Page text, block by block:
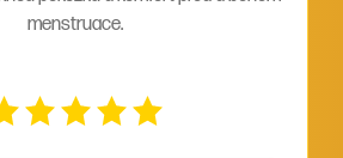
menstruace.